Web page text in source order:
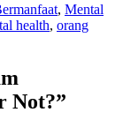
, Mental
health, orang
Not?”